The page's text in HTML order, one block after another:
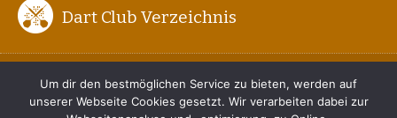
Dart Club Verzeichnis
DER RICHTIGE DARTWURF
Um dir den bestmöglichen Service zu bieten, werden auf
unserer Webseite Cookies gesetzt. Wir verarbeiten dabei zur